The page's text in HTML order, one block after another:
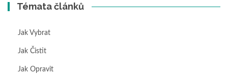
Témata článků
Jak Vybrat
Jak Čistit
Jak Opravit